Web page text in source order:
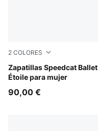
2 COLORES
Zapatillas Speedcat Ballet
Étoile para mujer
Puma Black
90,00 €